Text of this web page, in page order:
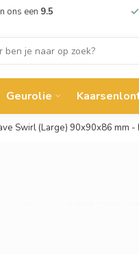
ons een 9.5
Geurolie
Swirl (Large) 90x90x86 mm -